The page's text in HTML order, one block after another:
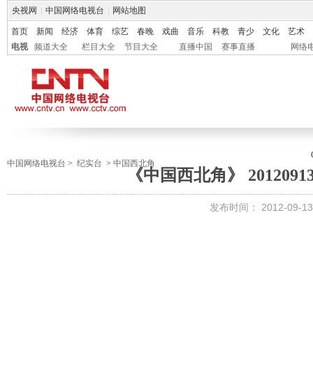
央视网 中国网络电视台 网站地图
首页 新闻 经济 体育 综艺 春晚 戏曲 音乐 科教 青少 文化
艺术
电视
频道大全 栏目大全 节目大全 直播中国 赛事直播 网络
中国网络电视台 > 纪实台 > 中国西北角
《中国西北角》
发布时间： 2012-09-